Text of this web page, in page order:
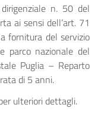
n. 50 del
ai sensi dell’art. 71
fornitura del servizio
parco nazionale del
Puglia – Reparto
di 5 anni.
ulteriori dettagli.